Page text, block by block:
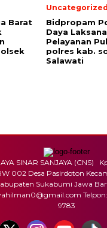
Barat
Uncategorized
Bidpropam
Daya
Pelayanan
polres kab.
Salawati
SINAR SANJAYA (CNS)
002 Desa Pasirdoton
Sukabumi Jawa
9783